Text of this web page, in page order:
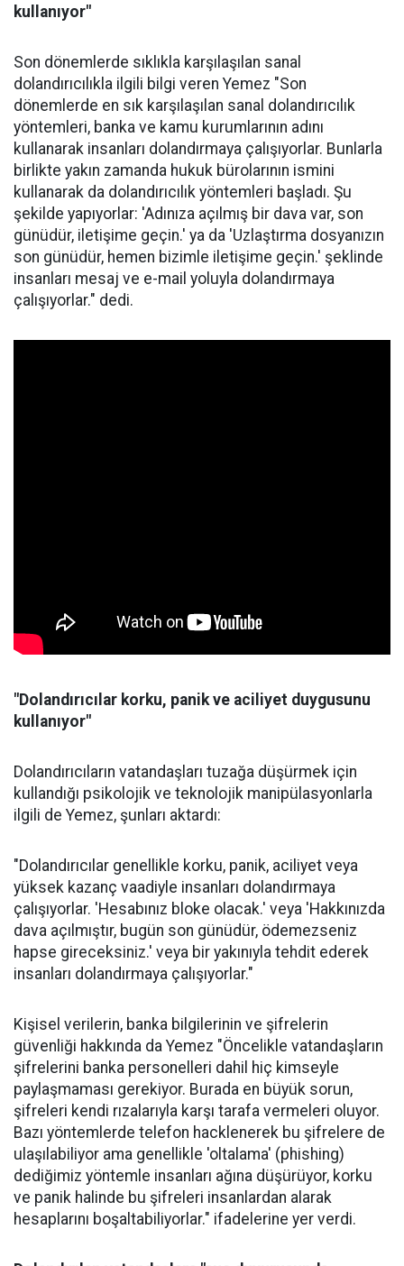
kullanıyor"
Son dönemlerde sıklıkla karşılaşılan sanal
dolandırıcılıkla ilgili bilgi veren Yemez "Son
dönemlerde en sık karşılaşılan sanal dolandırıcılık
yöntemleri, banka ve kamu kurumlarının adını
kullanarak insanları dolandırmaya çalışıyorlar. Bunlarla
birlikte yakın zamanda hukuk bürolarının ismini
kullanarak da dolandırıcılık yöntemleri başladı. Şu
şekilde yapıyorlar: 'Adınıza açılmış bir dava var, son
günüdür, iletişime geçin.' ya da 'Uzlaştırma dosyanızın
son günüdür, hemen bizimle iletişime geçin.' şeklinde
insanları mesaj ve e-mail yoluyla dolandırmaya
çalışıyorlar." dedi.
"Dolandırıcılar korku, panik ve aciliyet duygusunu
kullanıyor"
Dolandırıcıların vatandaşları tuzağa düşürmek için
kullandığı psikolojik ve teknolojik manipülasyonlarla
ilgili de Yemez, şunları aktardı:
"Dolandırıcılar genellikle korku, panik, aciliyet veya
yüksek kazanç vaadiyle insanları dolandırmaya
çalışıyorlar. 'Hesabınız bloke olacak.' veya 'Hakkınızda
dava açılmıştır, bugün son günüdür, ödemezseniz
hapse gireceksiniz.' veya bir yakınıyla tehdit ederek
insanları dolandırmaya çalışıyorlar."
Kişisel verilerin, banka bilgilerinin ve şifrelerin
güvenliği hakkında da Yemez "Öncelikle vatandaşların
şifrelerini banka personelleri dahil hiç kimseyle
paylaşmaması gerekiyor. Burada en büyük sorun,
şifreleri kendi rızalarıyla karşı tarafa vermeleri oluyor.
Bazı yöntemlerde telefon hacklenerek bu şifrelere de
ulaşılabiliyor ama genellikle 'oltalama' (phishing)
dediğimiz yöntemle insanları ağına düşürüyor, korku
ve panik halinde bu şifreleri insanlardan alarak
hesaplarını boşaltabiliyorlar." ifadelerine yer verdi.